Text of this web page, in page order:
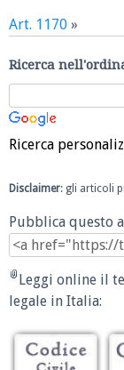
Art. 1170 »
Ricerca
Ricerca
Disclaimer: gli articoli
Pubblica questo
Leggi online il
legale in Italia: